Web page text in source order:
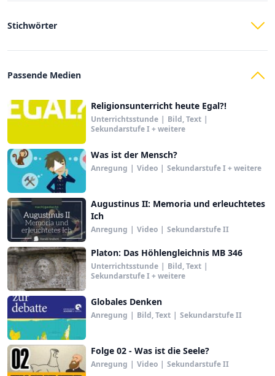
Stichwörter
Passende Medien
Religionsunterricht heute Egal?!
Unterrichtsstunde | Bild, Text |
Sekundarstufe I + weitere
Was ist der Mensch?
Anregung | Video | Sekundarstufe I + weitere
Augustinus II: Memoria und erleuchtetes
Ich
Anregung | Video | Sekundarstufe II
Platon: Das Höhlengleichnis MB 346
Unterrichtsstunde | Bild, Text |
Sekundarstufe I + weitere
Globales Denken
Anregung | Bild, Text | Sekundarstufe II
Folge 02 - Was ist die Seele?
Anregung | Video | Sekundarstufe II